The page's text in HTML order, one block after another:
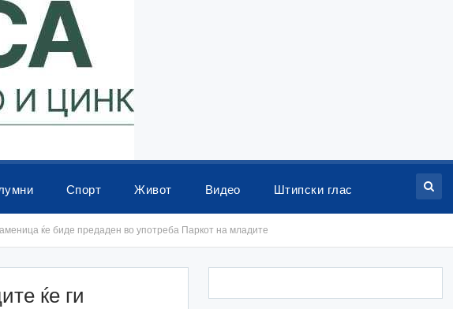
Спорт Живот Видео Штипски глас
ќе биде предаден во употреба Паркот на младите
ќе ги